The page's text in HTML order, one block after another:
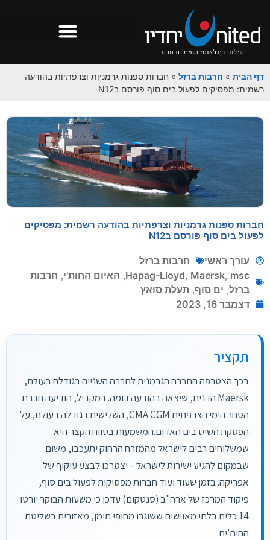
דף הבית » חרבות ברזל » חברות ספנות גרמניות וצרפתיות בהודעה
רשמית: מפסיקים לפעול בים סוף פורסם בN12
חברות ספנות גרמניות וצרפתיות בהודעה רשמית: מפסיקים
לפעול בים סוף פורסם בN12
עורך ראשי
חרבות ברזל
Hapag-Lloyd, Maersk, msc
, האיום החות'י, חרבות
ברזל, ים סוף, תעלת סואץ
דצמבר 16, 2023
תקציר
בכך הצטרפה החברה הגרמנית לחברה השנייה בגודלה בעולם,
Maersk הדנית, שיצאה בהודעה דומה. במקביל, הודיעה חברת
הסחר הימי הצרפתית CMA CGM, השלישית בגודלה בעולם, על
הפסקת השיט בים האדום.המשמעות בטווח הקצר היא
שמשלוחים רבים לישראל מהמזרח הרחוק יתעכבו, משום
שבמקום להגיע ישירות לישראל – יצטרכו לבצע עיקוף של
אפריקה. בזמן שעוד ועוד חברות מפסיקות לפעול בים סוף,
פיקוד המרכז של ארה"ב (סנטקום) עדכן כי משעות הבוקר יורטו
14 כלים בלתי מאוישים ששוגרו מחופי תימן, מאזורים בשליטת
החות'ים.